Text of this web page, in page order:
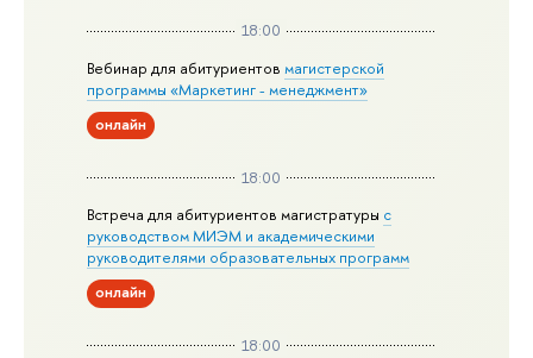
18:00
Вебинар для абитуриентовмагистерской
программы «Маркетинг - менеджмент»
онлайн
18:00
Встреча для абитуриентов магистратуры с
руководством МИЭМ и академическими
руководителями образовательных программ
онлайн
18:00